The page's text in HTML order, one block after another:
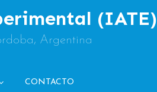
(IATE)
Argentina
CONTACTO